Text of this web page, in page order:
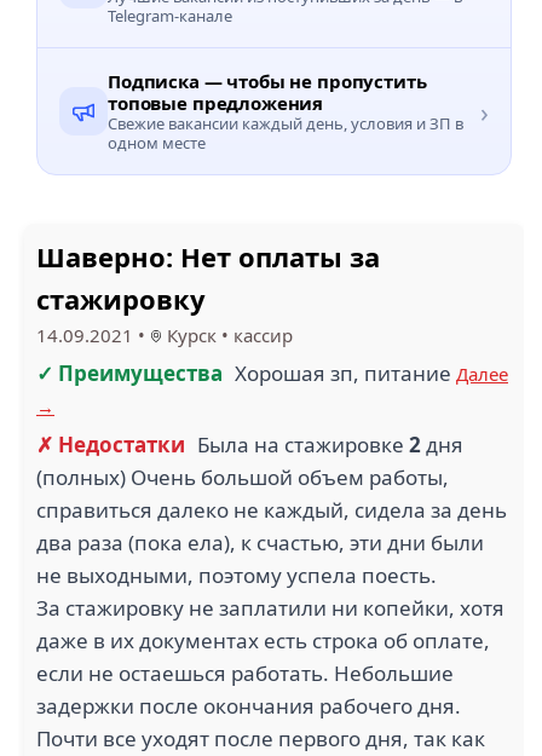
Telegram-канале
Подписка — чтобы не пропустить
топовые предложения
Свежие вакансии каждый день, условия и ЗП в
одном месте
›
Шаверно: Нет оплаты за
стажировку
14.09.2021 • Курск • кассир
✓ Преимущества Хорошая зп, питание Далее
→
✗ Недостатки Была на стажировке 2дня
(полных) Очень большой объем работы,
справиться далеко не каждый, сидела за день
два раза (пока ела), к счастью, эти дни были
не выходными, поэтому успела поесть.
За стажировку не заплатили ни копейки, хотя
даже в их документах есть строка об оплате,
если не остаешься работать. Небольшие
задержки после окончания рабочего дня.
Почти все уходят после первого дня, так как